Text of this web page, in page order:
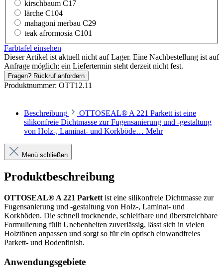
kirschbaum C17
lärche C104
mahagoni merbau C29
teak afrormosia C101
Farbtafel einsehen
Dieser Artikel ist aktuell nicht auf Lager. Eine Nachbestellung ist auf
Anfrage möglich; ein Liefertermin steht derzeit nicht fest.
Fragen? Rückruf anfordern
Produktnummer: OTT12.11
Beschreibung
OTTOSEAL® A 221 Parkett ist eine
silikonfreie Dichtmasse zur Fugensanierung und -gestaltung
von Holz-, Laminat- und Korkböde… Mehr
Menü schließen
Produktbeschreibung
OTTOSEAL® A 221 Parkett ist eine silikonfreie Dichtmasse zur
Fugensanierung und -gestaltung von Holz-, Laminat- und
Korkböden. Die schnell trocknende, schleifbare und überstreichbare
Formulierung füllt Unebenheiten zuverlässig, lässt sich in vielen
Holztönen anpassen und sorgt so für ein optisch einwandfreies
Parkett- und Bodenfinish.
Anwendungsgebiete